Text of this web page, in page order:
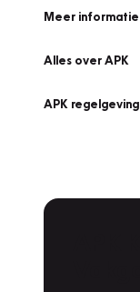
Meer informatie
Alles over APK
APK regelgeving